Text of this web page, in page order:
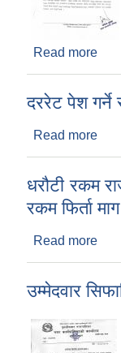
Read more
दररेट पेश गर्ने
Read more
धरौटी रकम
रकम फिर्ता
Read more
उम्मेदवार